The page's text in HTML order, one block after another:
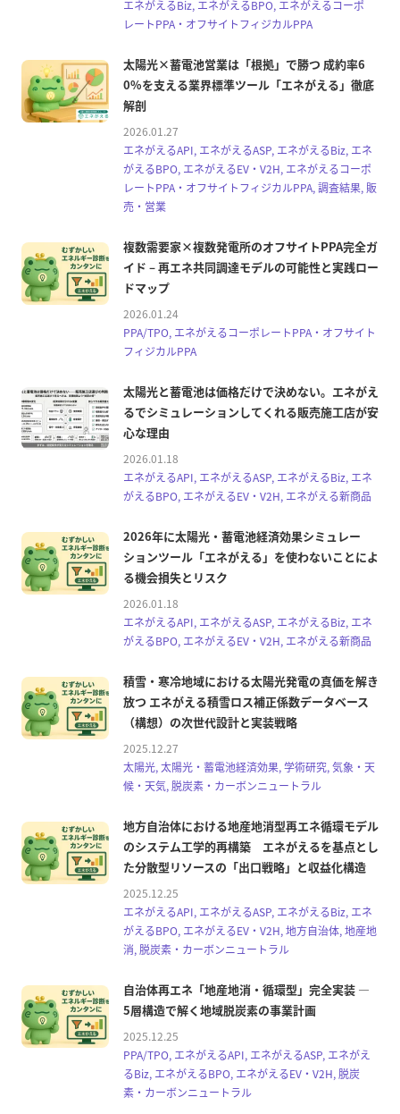
エネがえるBiz, エネがえるBPO, エネがえるコーポ
レートPPA・オフサイトフィジカルPPA
太陽光×蓄電池営業は「根拠」で勝つ 成約率6
0%を支える業界標準ツール「エネがえる」徹底
解剖
2026.01.27
エネがえるAPI, エネがえるASP, エネがえるBiz, エネ
がえるBPO, エネがえるEV・V2H, エネがえるコーポ
レートPPA・オフサイトフィジカルPPA, 調査結果, 販
売・営業
複数需要家×複数発電所のオフサイトPPA完全ガ
イド – 再エネ共同調達モデルの可能性と実践ロー
ドマップ
2026.01.24
PPA/TPO, エネがえるコーポレートPPA・オフサイト
フィジカルPPA
太陽光と蓄電池は価格だけで決めない。エネがえ
るでシミュレーションしてくれる販売施工店が安
心な理由
2026.01.18
エネがえるAPI, エネがえるASP, エネがえるBiz, エネ
がえるBPO, エネがえるEV・V2H, エネがえる新商品
2026年に太陽光・蓄電池経済効果シミュレー
ションツール「エネがえる」を使わないことによ
る機会損失とリスク
2026.01.18
エネがえるAPI, エネがえるASP, エネがえるBiz, エネ
がえるBPO, エネがえるEV・V2H, エネがえる新商品
積雪・寒冷地域における太陽光発電の真価を解き
放つ エネがえる積雪ロス補正係数データベース
（構想）の次世代設計と実装戦略
2025.12.27
太陽光, 太陽光・蓄電池経済効果, 学術研究, 気象・天
候・天気, 脱炭素・カーボンニュートラル
地方自治体における地産地消型再エネ循環モデル
のシステム工学的再構築 エネがえるを基点とし
た分散型リソースの「出口戦略」と収益化構造
2025.12.25
エネがえるAPI, エネがえるASP, エネがえるBiz, エネ
がえるBPO, エネがえるEV・V2H, 地方自治体, 地産地
消, 脱炭素・カーボンニュートラル
自治体再エネ「地産地消・循環型」完全実装 ―
5層構造で解く地域脱炭素の事業計画
2025.12.25
PPA/TPO, エネがえるAPI, エネがえるASP, エネがえ
るBiz, エネがえるBPO, エネがえるEV・V2H, 脱炭
素・カーボンニュートラル